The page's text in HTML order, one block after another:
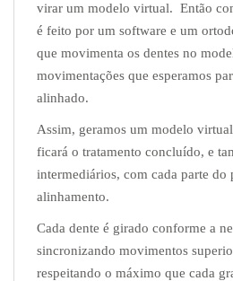
virar um modelo virtual. Então
é feito por um software e um
que movimenta os dentes no
movimentações que esperamos
alinhado.
Assim, geramos um modelo
ficará o tratamento concluído, e
intermediários, com cada parte do
alinhamento.
Cada dente é girado conforme a
sincronizando movimentos
respeitando o máximo que cada